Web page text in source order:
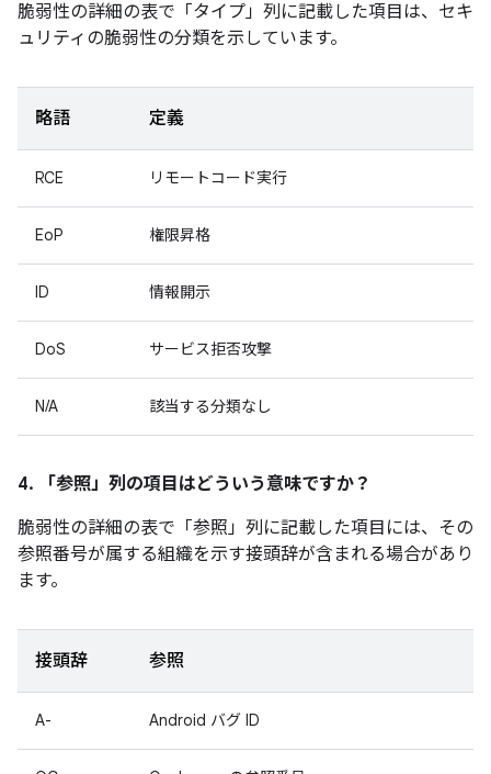
脆弱性の詳細の表で「タイプ」 列に記載した項目は、セキ
ュリティの脆弱性の分類を示しています。
略語 定義
RCE リモートコード実行
EoP 権限昇格
ID 情報開示
DoS サービス拒否攻撃
N/A 該当する分類なし
4. 「参照」 列の項目はどういう意味ですか？
脆弱性の詳細の表で「参照」 列に記載した項目には、その
参照番号が属する組織を示す接頭辞が含まれる場合があり
ます。
接頭辞 参照
A- Android バグ ID